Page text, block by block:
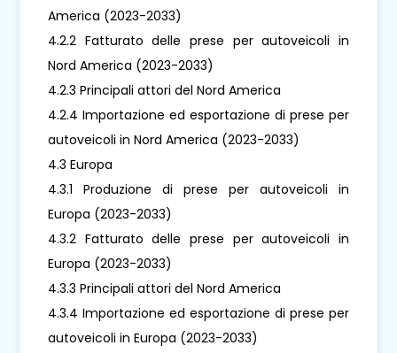
America (2023-2033)
4.2.2 Fatturato delle prese per autoveicoli in
Nord America (2023-2033)
4.2.3 Principali attori del Nord America
4.2.4 Importazione ed esportazione di prese per
autoveicoli in Nord America (2023-2033)
4.3 Europa
4.3.1 Produzione di prese per autoveicoli in
Europa (2023-2033)
4.3.2 Fatturato delle prese per autoveicoli in
Europa (2023-2033)
4.3.3 Principali attori del Nord America
4.3.4 Importazione ed esportazione di prese per
autoveicoli in Europa (2023-2033)